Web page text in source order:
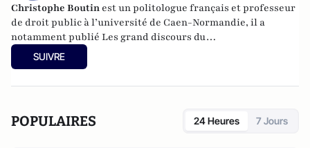
Christophe Boutin est un politologue français et professeur
de droit public à l’université de Caen-Normandie, il a
notamment publié Les grand discours du
XXe siècle(Flammarion 2009) et co-dirigé
du conservatisme
SUIVRE
POPULAIRES 24 Heures 7 Jours